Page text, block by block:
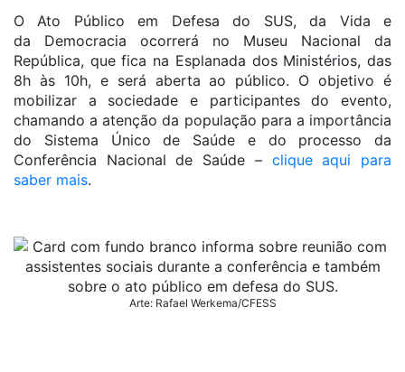
O Ato Público em Defesa do SUS, da Vida e
da Democracia ocorrerá no Museu Nacional da
República, que fica na Esplanada dos Ministérios, das
8h às 10h, e será aberta ao público. O objetivo é
mobilizar a sociedade e participantes do evento,
chamando a atenção da população para a importância
do Sistema Único de Saúde e do processo da
Conferência Nacional de Saúde – clique aqui para
saber mais.
Arte: Rafael Werkema/CFESS